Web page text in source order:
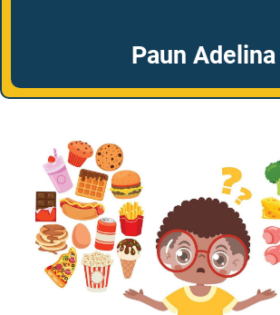
Paun Adelina